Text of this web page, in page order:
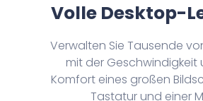
Volle Desktop-
Verwalten Sie Tausende
mit der Geschwindigkeit
Komfort eines großen
Tastatur und einer